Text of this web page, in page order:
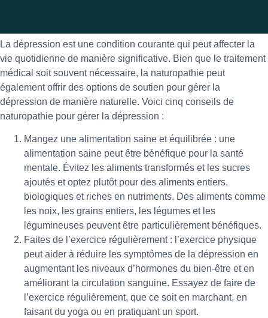
La dépression est une condition courante qui peut affecter la
vie quotidienne de manière significative. Bien que le traitement
médical soit souvent nécessaire, la naturopathie peut
également offrir des options de soutien pour gérer la
dépression de manière naturelle. Voici cinq conseils de
naturopathie pour gérer la dépression :
Mangez une alimentation saine et équilibrée : une
alimentation saine peut être bénéfique pour la santé
mentale. Évitez les aliments transformés et les sucres
ajoutés et optez plutôt pour des aliments entiers,
biologiques et riches en nutriments. Des aliments comme
les noix, les grains entiers, les légumes et les
légumineuses peuvent être particulièrement bénéfiques.
Faites de l’exercice régulièrement : l’exercice physique
peut aider à réduire les symptômes de la dépression en
augmentant les niveaux d’hormones du bien-être et en
améliorant la circulation sanguine. Essayez de faire de
l’exercice régulièrement, que ce soit en marchant, en
faisant du yoga ou en pratiquant un sport.